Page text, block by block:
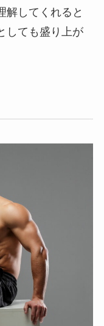
解してくれると
しても盛り上が